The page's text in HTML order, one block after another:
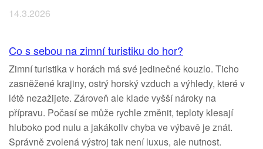
14.3.2026
Co s sebou na zimní turistiku do hor?
Zimní turistika v horách má své jedinečné kouzlo. Ticho
zasněžené krajiny, ostrý horský vzduch a výhledy, které v
létě nezažijete. Zároveň ale klade vyšší nároky na
přípravu. Počasí se může rychle změnit, teploty klesají
hluboko pod nulu a jakákoliv chyba ve výbavě je znát.
Správně zvolená výstroj tak není luxus, ale nutnost.